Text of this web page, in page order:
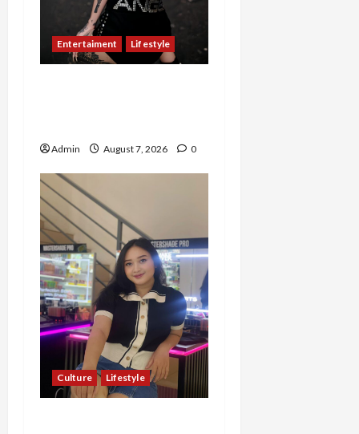
Entertaiment Lifestyle
Admin August 7, 2026 0
Culture Lifestyle